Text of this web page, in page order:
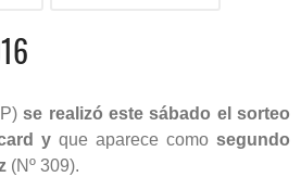
se realizó este sábado el sorteo
y que aparece como segundo
(Nº 309).